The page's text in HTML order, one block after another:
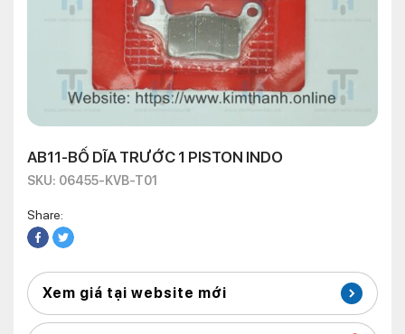
AB11-BỐ DĨA TRƯỚC 1 PISTON INDO
SKU: 06455-KVB-T01
Share:
Xem giá tại website mới